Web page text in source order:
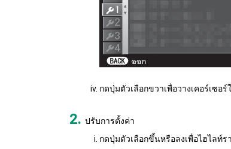
กดปุ่มตัวเลือกขวาเพื่อวางเคอร์เซอร์
ปรับการตั้งค่า
กดปุ่มตัวเลือกขึ้นหรือลงเพื่อไฮไลท์ร